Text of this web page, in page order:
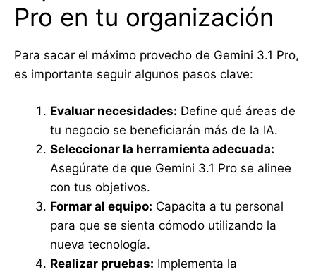
Pro en tu organización
Para sacar el máximo provecho de Gemini 3.1 Pro,
es importante seguir algunos pasos clave:
Evaluar necesidades: Define qué áreas de
tu negocio se beneficiarán más de la IA.
Seleccionar la herramienta adecuada:
Asegúrate de que Gemini 3.1 Pro se alinee
con tus objetivos.
Formar al equipo: Capacita a tu personal
para que se sienta cómodo utilizando la
nueva tecnología.
Realizar pruebas: Implementa la